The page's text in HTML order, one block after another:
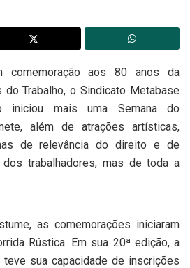
comemoração aos 80 anos da
Trabalho, o Sindicato Metabase
iniciou mais uma Semana do
além de atrações artísticas,
de relevância do direito e de
trabalhadores, mas de toda a
as comemorações iniciaram
Rústica. Em sua 20ª edição, a
teve sua capacidade de inscrições